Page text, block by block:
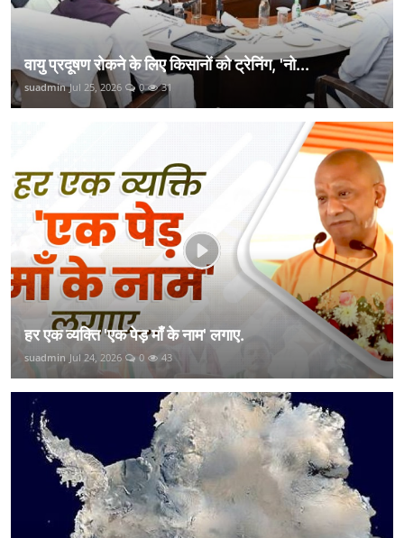
वायु प्रदूषण रोकने के लिए किसानों को ट्रेनिंग, 'नो...
suadmin Jul 25, 2026 0 31
हर एक व्यक्ति 'एक पेड़ माँ के नाम' लगाए.
suadmin Jul 24, 2026 0 43